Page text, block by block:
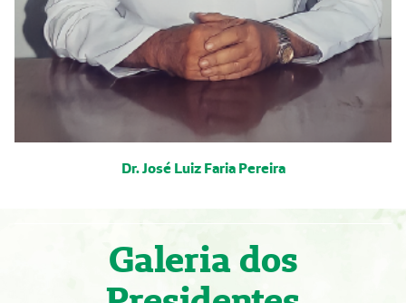
Dr. José Luiz Faria Pereira
Galeria dos